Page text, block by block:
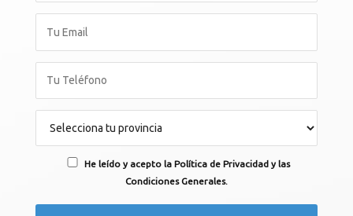
He leído y acepto la Política de Privacidad y las
Condiciones Generales.